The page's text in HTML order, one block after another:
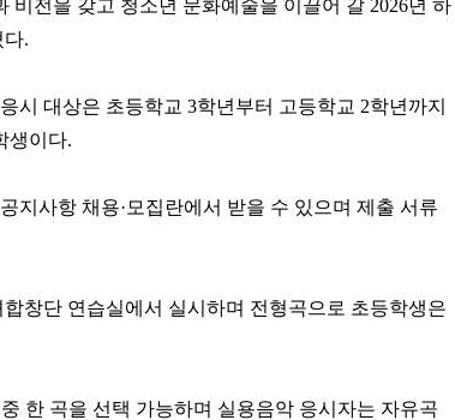
비전을 갖고 청소년 문화예술을 이끌어 갈 2026년 하
다.
시 대상은 초등학교 3학년부터 고등학교 2학년까지
생이다.
지사항 채용·모집란에서 받을 수 있으며 제출 서류
창단 연습실에서 실시하며 전형곡으로 초등학생은
한 곡을 선택 가능하며 실용음악 응시자는 자유곡